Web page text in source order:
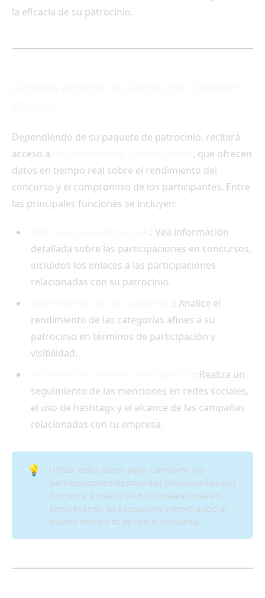
la eficacia de su patrocinio.
Dependiendo de su paquete de patrocinio, recibirá
acceso a
, que ofrecen
datos en tiempo real sobre el rendimiento del
concurso y el compromiso de los participantes. Entre
las principales funciones se incluyen:
: Vea información
detallada sobre las participaciones en concursos,
incluidos los enlaces a las participaciones
relacionadas con su patrocinio.
: Analice el
rendimiento de las categorías afines a su
patrocinio en términos de participación y
visibilidad.
: Realiza un
seguimiento de las menciones en redes sociales,
el uso de hashtags y el alcance de las campañas
relacionadas con tu empresa.
💡
Utiliza estos datos para compartir las
participaciones destacadas relacionadas con
tu marca a través de tus canales sociales,
amplificando su exposición y mostrando al
mismo tiempo tu apoyo al concurso.